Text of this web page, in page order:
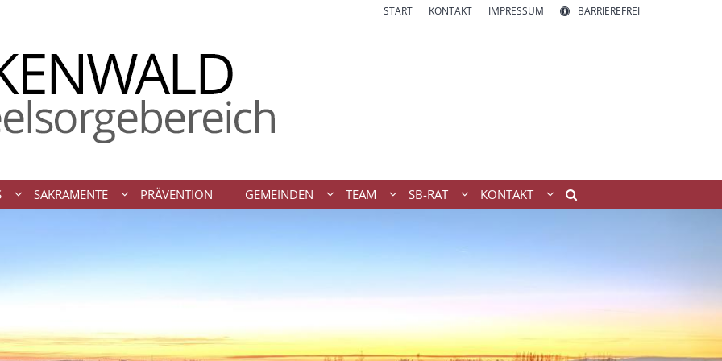
START KONTAKT IMPRESSUM BARRIEREFREI
SAKRAMENTE PRÄVENTION GEMEINDEN TEAM SB-RAT KONTAKT